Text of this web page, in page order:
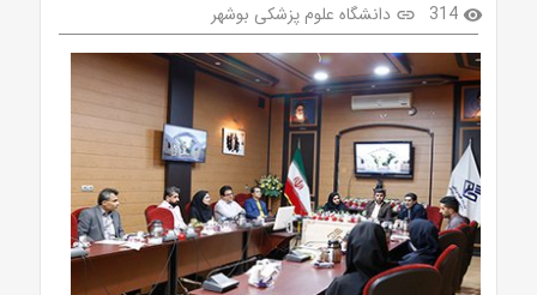
visibility
314
link دانشگاه علوم پزشکی بوشهر